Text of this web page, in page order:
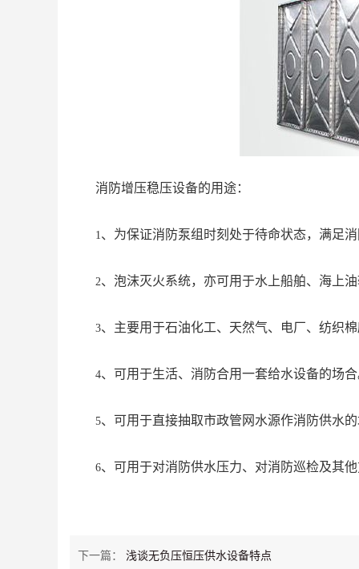
消防增压稳压设备的用途：
1、为保证消防泵组时刻处于待命状态，满足
2、泡沫灭火系统，亦可用于水上船舶、海上
3、主要用于石油化工、天然气、电厂、纺织
4、可用于生活、消防合用一套给水设备的场
5、可用于直接抽取市政管网水源作消防供水
6、可用于对消防供水压力、对消防巡检及其
下一篇： 浅谈无负压恒压供水设备特点